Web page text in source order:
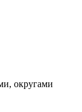
округами